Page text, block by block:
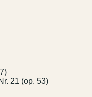
21 (op. 53)